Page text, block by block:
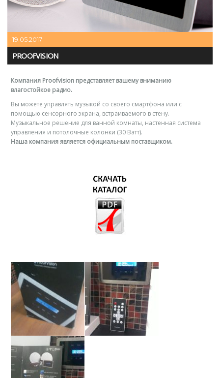
19.05.2017
PROOFVISION
Компания Proofvision представляет вашему вниманию
влагостойкое радио.
Вы можете управлять музыкой со своего смартфона или с
помощью сенсорного экрана, встраиваемого в стену.
Музыкальное решение для ванной комнаты, настенная система
управления и потолочные колонки (30 Ватт).
Наша компания является официальным поставщиком.